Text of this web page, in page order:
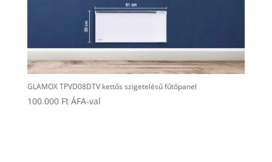
GLAMOX TPVD08DTV kettős szigetelésű fűtőpanel
100.000 Ft ÁFA-val